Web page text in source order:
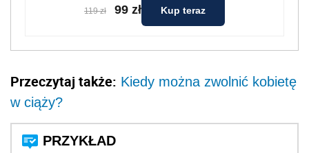
119 zł 99 zł Kup teraz
Przeczytaj także: Kiedy można zwolnić kobietę
w ciąży?